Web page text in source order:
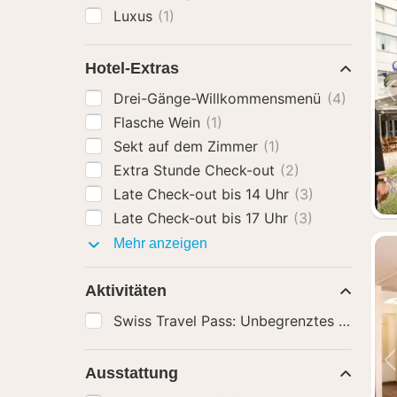
Luxus (1)
Hotel-Extras
Drei-Gänge-Willkommensmenü (4)
Flasche Wein (1)
Sekt auf dem Zimmer (1)
Extra Stunde Check-out (2)
Late Check-out bis 14 Uhr (3)
Late Check-out bis 17 Uhr (3)
Mehr anzeigen
Aktivitäten
Ausstattung